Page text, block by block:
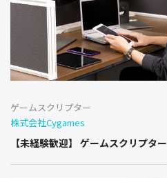
ゲームスクリプター
株式会社Cygames
【未経験歓迎】 ゲームスクリプター